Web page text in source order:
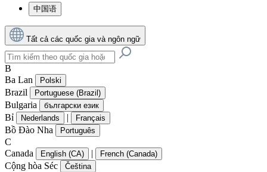
中国语
Tất cả các quốc gia và ngôn ngữ
B
Ba Lan
Polski
Brazil Portuguese (Brazil)
Bulgaria български език
Bỉ Nederlands | Français
Bồ Đào Nha Português
C
Canada
English (CA) | French (Canada)
Cộng hòa Séc Čeština